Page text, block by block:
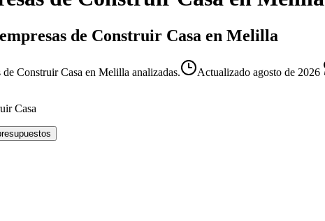
de Construir Casa en Melilla
de Construir Casa en Melilla analizadas. Actualizado agosto de 2026
Casa